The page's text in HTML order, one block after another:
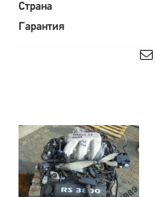
Страна
Гарантия